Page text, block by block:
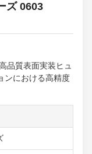
ズ 0603
品質表面実装ヒュ
ンにおける高精度